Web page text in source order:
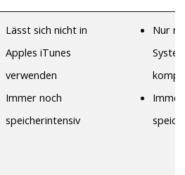
Lässt sich nicht in
Apples iTunes
verwenden
Immer noch
speicherintensiv
Nur